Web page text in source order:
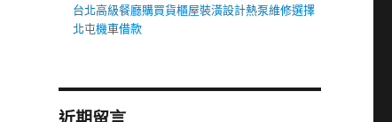
台北高級餐廳購買貨櫃屋裝潢設計熱泵維修選擇
北屯機車借款